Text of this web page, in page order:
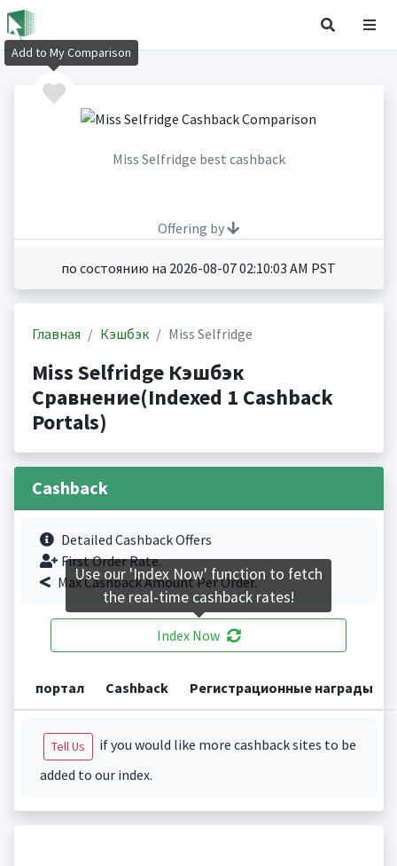
Miss Selfridge best cashback
Offering by
по состоянию на 2026-08-07 02:10:03 AM PST
Главная Кэшбэк Miss Selfridge
Miss Selfridge Кэшбэк
Сравнение(Indexed 1 Cashback
Portals)
Cashback
Detailed Cashback Offers
First Order Rate.
Max Cashback Amount Per Order.
Index Now
портал Cashback Регистрационные награды
Tell Us
if you would like more cashback sites to be
added to our index.
Add to My Comparison
Use our 'Index Now' function to fetch
the real-time cashback rates!